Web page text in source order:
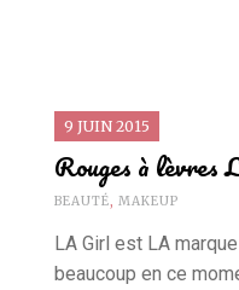
9 JUIN 2015
Rouges à
BEAUTÉ, MAKEUP
LA Girl est LA
beaucoup en ce